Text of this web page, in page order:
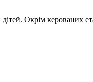
дітей. Окрім керованих